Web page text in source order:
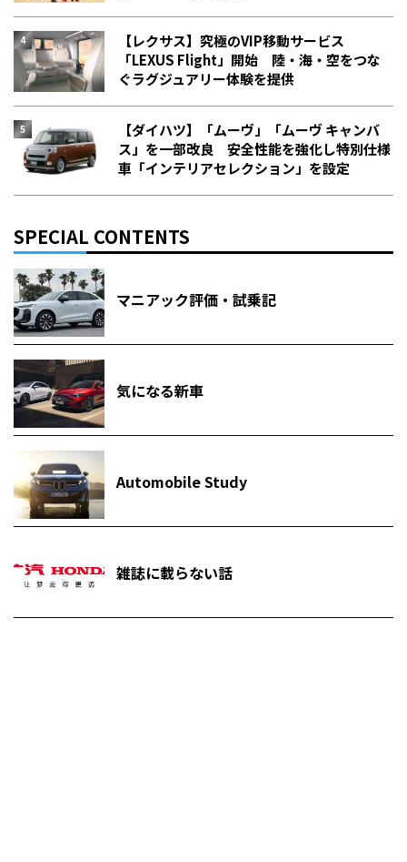
【レクサス】究極のVIP移動サービス
「LEXUS Flight」開始 陸・海・空をつな
ぐラグジュアリー体験を提供
【ダイハツ】「ムーヴ」「ムーヴ キャンバ
ス」を一部改良 安全性能を強化し特別仕様
車「インテリアセレクション」を設定
SPECIAL CONTENTS
マニアック評価・試乗記
気になる新車
Automobile Study
雑誌に載らない話